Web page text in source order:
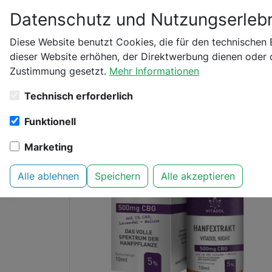
Startseite Vitadol CBD ÖL Vitadol Night 5%
Bitte bestätige
Bist du schon 18
Datenschutz und
Diese Website benutzt Cookies, die für den
dieser Website erhöhen, der Direktwerbung dienen
Zustimmung gesetzt. Mehr Informationen
Technisch erforderlich
Funktionell
Marketing
Alle ablehnen Speichern Alle akzeptieren